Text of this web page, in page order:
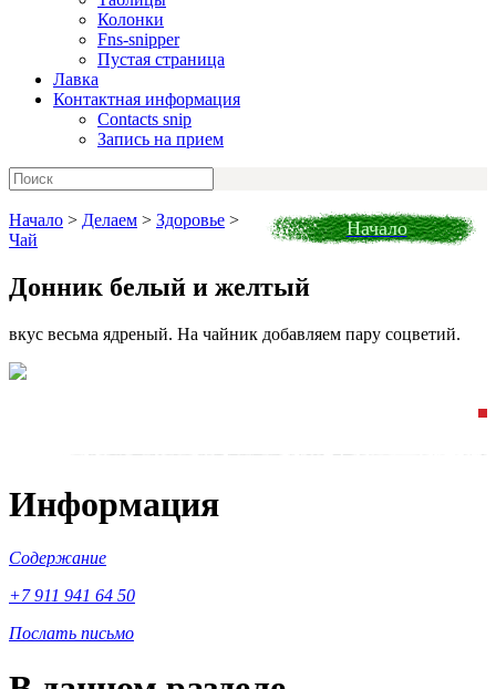
Колонки
Fns-snipper
Пустая страница
Лавка
Контактная информация
Contacts snip
Запись на прием
Начало
Начало > Делаем > Здоровье >
Чай
Донник белый и желтый
вкус весьма ядреный. На чайник добавляем пару соцветий.
Информация
Содержание
+7 911 941 64 50
Послать письмо